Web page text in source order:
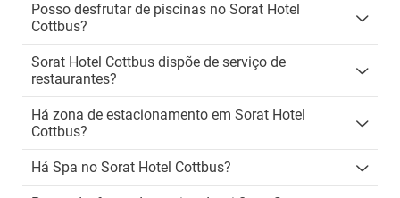
Posso desfrutar de piscinas no Sorat Hotel
Cottbus?
Sorat Hotel Cottbus dispõe de serviço de
restaurantes?
Há zona de estacionamento em Sorat Hotel
Cottbus?
Há Spa no Sorat Hotel Cottbus?